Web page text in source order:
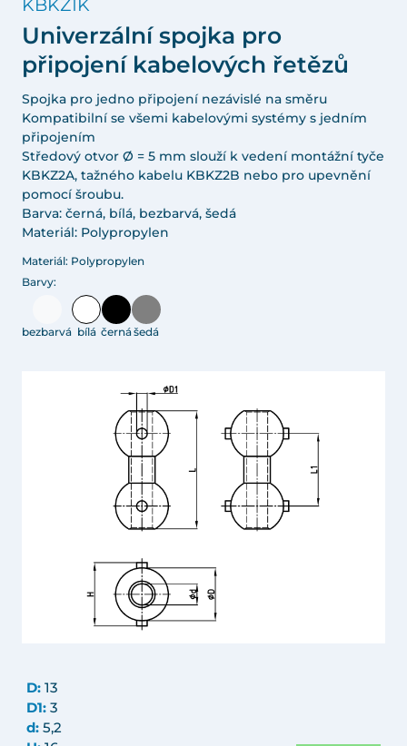
KBKZ1K
Univerzální spojka pro
připojení kabelových řetězů
Spojka pro jedno připojení nezávislé na směru
Kompatibilní se všemi kabelovými systémy s jedním
připojením
Středový otvor Ø = 5 mm slouží k vedení montážní tyče
KBKZ2A, tažného kabelu KBKZ2B nebo pro upevnění
pomocí šroubu.
Barva: černá, bílá, bezbarvá, šedá
Materiál: Polypropylen
Materiál: Polypropylen
Barvy:
bezbarvá bílá černášedá
D: 13
D1: 3
d: 5,2